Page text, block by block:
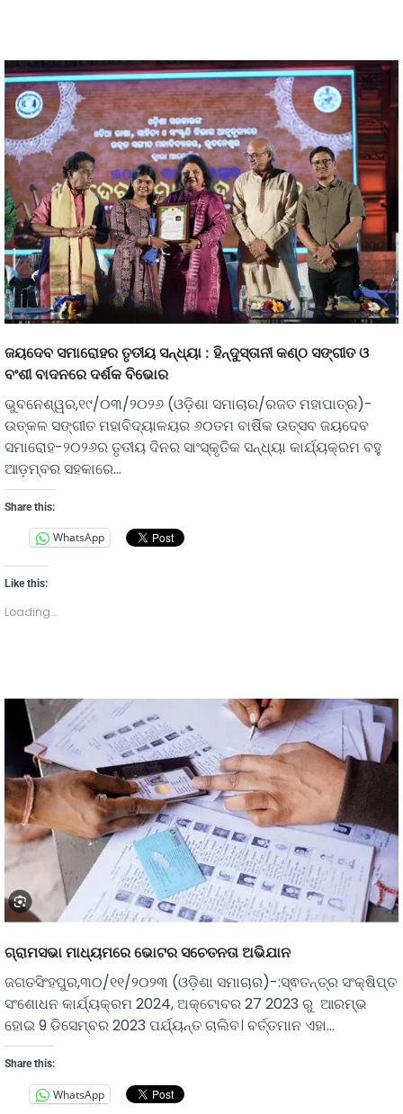
ଜୟଦେବ ସମାରୋହର ତୃତୀୟ ସନ୍ଧ୍ୟା : ହିନ୍ଦୁସ୍ତାନୀ କଣ୍ଠ ସଙ୍ଗୀତ ଓ
ବଂଶୀ ବାଦନରେ ଦର୍ଶକ ବିଭୋର
ଭୁବନେଶ୍ୱର,୧୯/୦୩/୨୦୨୬ (ଓଡ଼ିଶା ସମାଚାର/ରଜତ ମହାପାତ୍ର)-
ଉତ୍କଳ ସଙ୍ଗୀତ ମହାବିଦ୍ୟାଳୟର ୬୦ତମ ବାର୍ଷିକ ଉତ୍ସବ ଜୟଦେବ
ସମାରୋହ-୨୦୨୬ର ତୃତୀୟ ଦିନର ସାଂସ୍କୃତିକ ସନ୍ଧ୍ୟା କାର୍ଯ୍ୟକ୍ରମ ବହୁ
ଆଡ଼ମ୍ବର ସହକାରେ…
Share this:
WhatsApp
Like this:
Loading...
ଗ୍ରାମସଭା ମାଧ୍ୟମରେ ଭୋଟର ସଚେତନତା ଅଭିଯାନ
ଜଗତସିଂହପୁର,୩୦/୧୧/୨୦୨୩ (ଓଡ଼ିଶା ସମାଚାର)-:ସ୍ଵତନ୍ତ୍ର ସଂକ୍ଷିପ୍ତ
ସଂଶୋଧନ କାର୍ଯ୍ୟକ୍ରମ 2024, ଅକ୍ଟୋବର 27 2023 ରୁ ଆରମ୍ଭ
ହୋଇ 9 ଡିସେମ୍ବର 2023 ପର୍ଯ୍ୟନ୍ତ ଚାଲିବ। ବର୍ତ୍ତମାନ ଏହା…
Share this:
WhatsApp